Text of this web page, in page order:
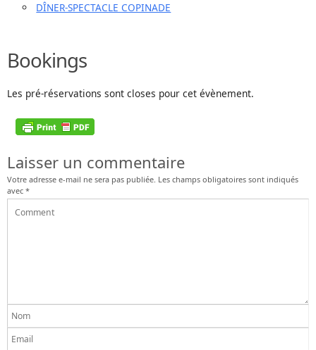
DÎNER-SPECTACLE COPINADE
Bookings
Les pré-réservations sont closes pour cet évènement.
Laisser un commentaire
Votre adresse e-mail ne sera pas publiée. Les champs obligatoires sont indiqués
avec *